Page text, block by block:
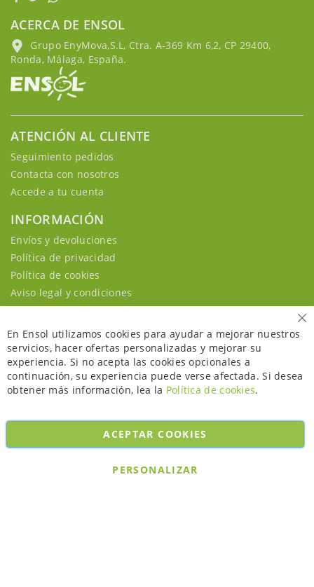
ACERCA DE ENSOL
Grupo EnyMova,S.L, Ctra. A-369 Km 6,2, CP 29400,
Ronda, Málaga, España.
ATENCIÓN AL CLIENTE
Seguimiento pedidos
Contacta con nosotros
Accede a tu cuenta
INFORMACIÓN
Envíos y devoluciones
Política de privacidad
Política de cookies
Aviso legal y condiciones
Copyright © 2026. All rights reserved. Powered byBobaly Partners.
En Ensol utilizamos cookies para ayudar a mejorar nuestros
servicios, hacer ofertas personalizadas y mejorar su
experiencia. Si no acepta las cookies opcionales a
continuación, su experiencia puede verse afectada. Si desea
obtener más información, lea la Política de cookies.
ACEPTAR COOKIES
PERSONALIZAR